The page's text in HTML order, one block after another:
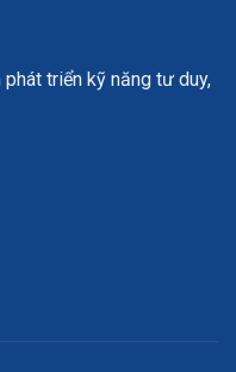
triển kỹ năng tư duy,